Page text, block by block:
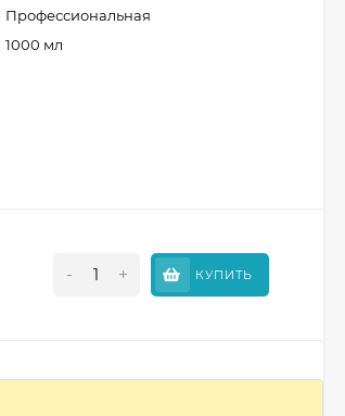
Профессиональная
1000 мл
- + КУПИТЬ